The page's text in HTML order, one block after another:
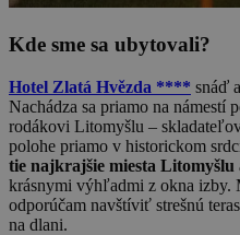
Kde sme sa ubytovali?
Hotel Zlatá Hvězda **** snáď
Nachádza sa priamo na námestí
rodákovi Litomyšlu –
polohe priamo v historickom
tie najkrajšie miesta Litomyšlu
krásnymi výhľadmi z okna izby.
odporúčam navštíviť strešnú
na dlani.